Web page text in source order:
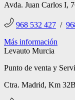
Avda. Juan Carlos I,
968 532 427 /
Más información
Levauto Murcia
Punto de venta y
Ctra. Madrid, Km